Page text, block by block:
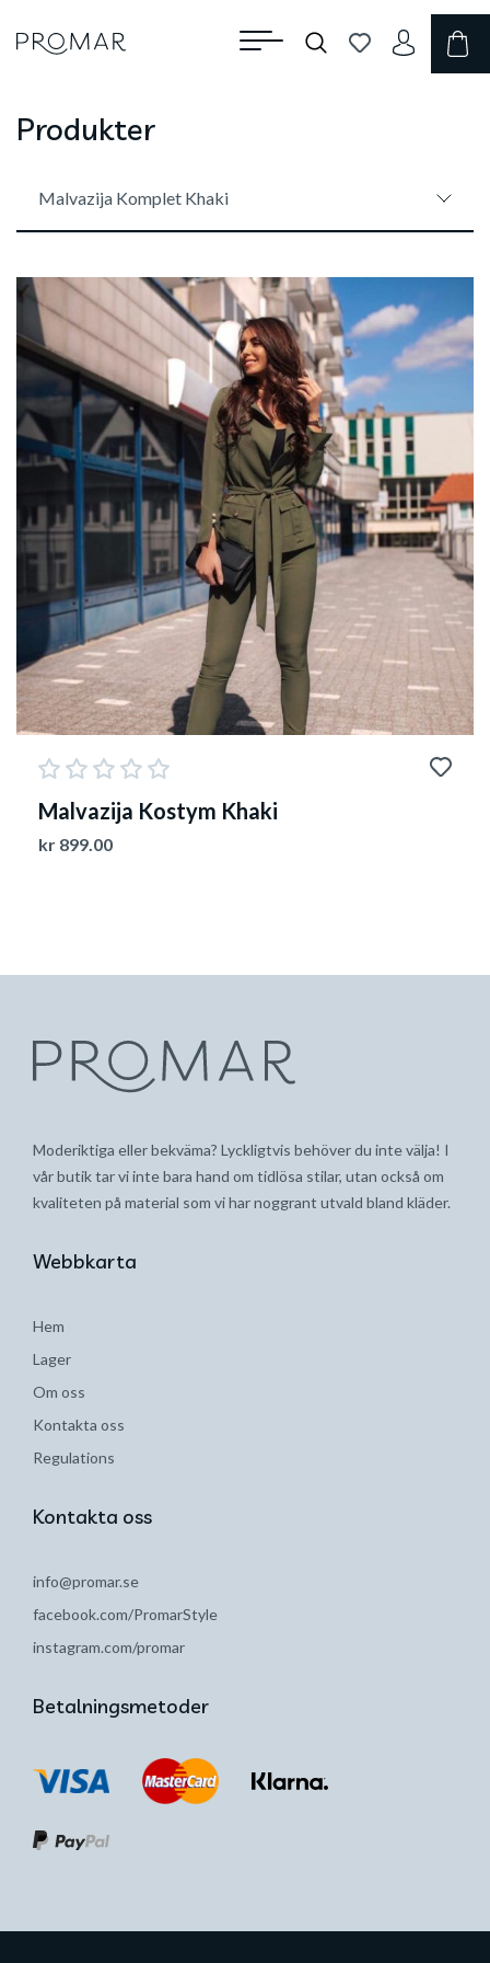
Produkter
Malvazija Komplet Khaki
Malvazija Kostym Khaki
kr 899.00
Moderiktiga eller bekväma? Lyckligtvis behöver du inte välja! I
vår butik tar vi inte bara hand om tidlösa stilar, utan också om
kvaliteten på material som vi har noggrant utvald bland kläder.
Webbkarta
Hem
Lager
Om oss
Kontakta oss
Regulations
Kontakta oss
info@promar.se
facebook.com/PromarStyle
instagram.com/promar
Betalningsmetoder